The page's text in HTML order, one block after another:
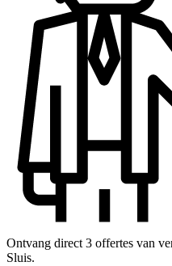
Ontvang direct 3 offertes van
Sluis.